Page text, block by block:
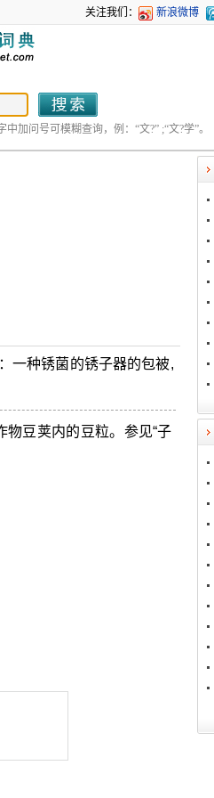
关注我们： 新浪微博
加问号可模糊查询，例：“文?” ;“文?学”。
一种锈菌的锈子器的包被,
豆荚内的豆粒。参见“子